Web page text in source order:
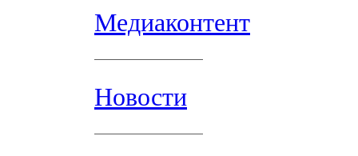
Медиаконтент
Новости